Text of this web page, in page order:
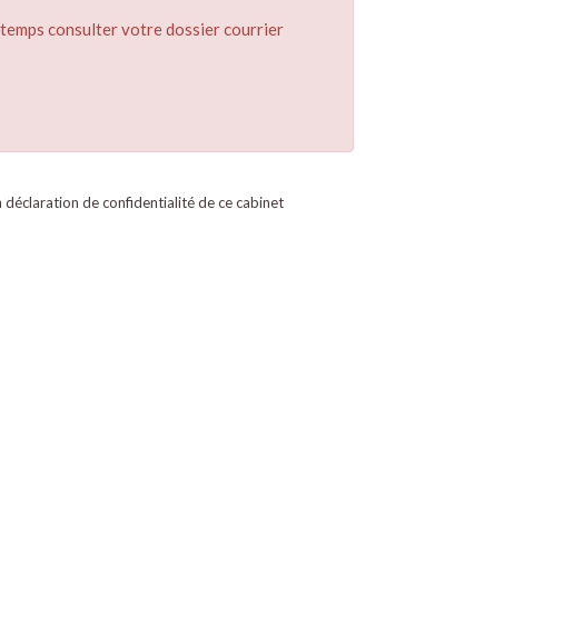
consulter votre dossier courrier
déclaration de confidentialité de ce cabinet